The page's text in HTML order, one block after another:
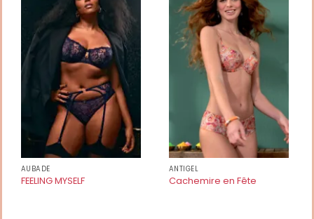
AUBADE
FEELING MYSELF
ANTIGEL
Cachemire en Fête